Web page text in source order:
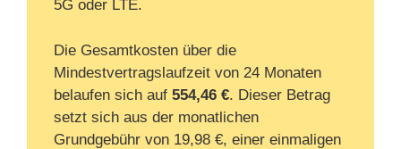
5G oder LTE.
Die Gesamtkosten über die
Mindestvertragslaufzeit von 24 Monaten
belaufen sich auf 554,46 €. Dieser Betrag
setzt sich aus der monatlichen
Grundgebühr von 19,98 €, einer einmaligen